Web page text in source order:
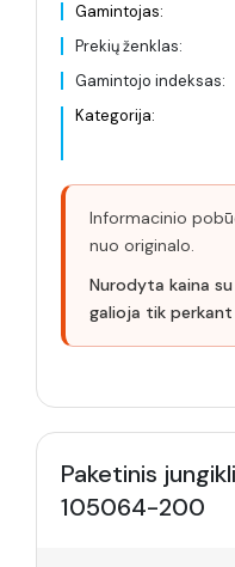
Gamintojas:
Prekių ženklas:
Gamintojo indeksas:
Kategorija:
Informacinio
nuo originalo.
Nurodyta kaina
galioja tik
Paketinis
105064-200